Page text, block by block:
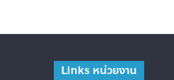
Links หน่วยงาน